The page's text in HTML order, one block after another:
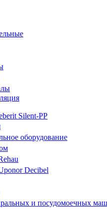
Silent-PP
оборудование
Decibel
и посудомоечных